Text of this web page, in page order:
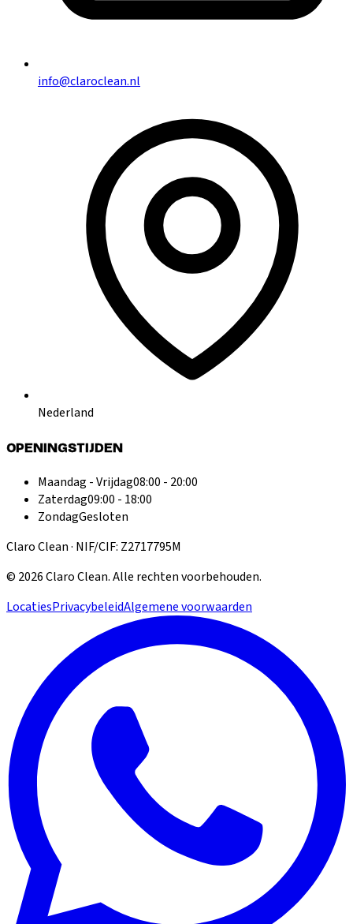
info@claroclean.nl
Nederland
OPENINGSTIJDEN
Maandag - Vrijdag08:00 - 20:00
Zaterdag09:00 - 18:00
ZondagGesloten
Claro Clean · NIF/CIF: Z2717795M
© 2026Claro Clean.Alle rechten voorbehouden.
LocatiesPrivacybeleidAlgemene voorwaarden